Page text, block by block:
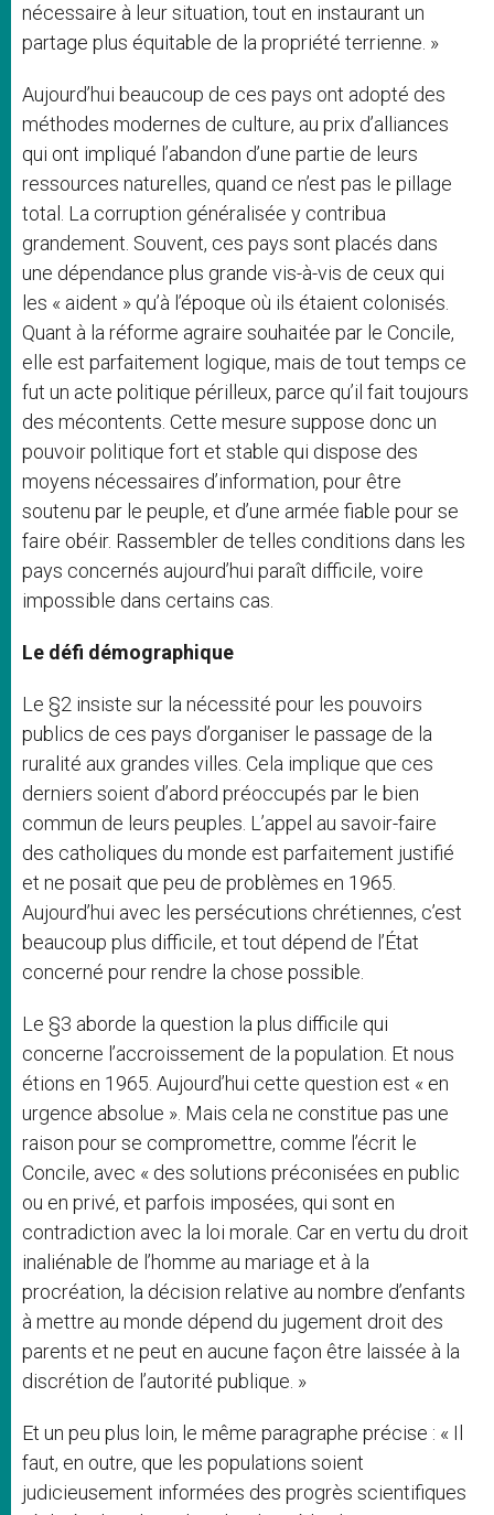
nécessaire à leur situation, tout en instaurant un
partage plus équitable de la propriété terrienne. »
Aujourd’hui beaucoup de ces pays ont adopté des
méthodes modernes de culture, au prix d’alliances
qui ont impliqué l’abandon d’une partie de leurs
ressources naturelles, quand ce n’est pas le pillage
total. La corruption généralisée y contribua
grandement. Souvent, ces pays sont placés dans
une dépendance plus grande vis-à-vis de ceux qui
les « aident » qu’à l’époque où ils étaient colonisés.
Quant à la réforme agraire souhaitée par le Concile,
elle est parfaitement logique, mais de tout temps ce
fut un acte politique périlleux, parce qu’il fait toujours
des mécontents. Cette mesure suppose donc un
pouvoir politique fort et stable qui dispose des
moyens nécessaires d’information, pour être
soutenu par le peuple, et d’une armée fiable pour se
faire obéir. Rassembler de telles conditions dans les
pays concernés aujourd’hui paraît difficile, voire
impossible dans certains cas.
Le défi démographique
Le §2 insiste sur la nécessité pour les pouvoirs
publics de ces pays d’organiser le passage de la
ruralité aux grandes villes. Cela implique que ces
derniers soient d’abord préoccupés par le bien
commun de leurs peuples. L’appel au savoir-faire
des catholiques du monde est parfaitement justifié
et ne posait que peu de problèmes en 1965.
Aujourd’hui avec les persécutions chrétiennes, c’est
beaucoup plus difficile, et tout dépend de l’État
concerné pour rendre la chose possible.
Le §3 aborde la question la plus difficile qui
concerne l’accroissement de la population. Et nous
étions en 1965. Aujourd’hui cette question est « en
urgence absolue ». Mais cela ne constitue pas une
raison pour se compromettre, comme l’écrit le
Concile, avec « des solutions préconisées en public
ou en privé, et parfois imposées, qui sont en
contradiction avec la loi morale. Car en vertu du droit
inaliénable de l’homme au mariage et à la
procréation, la décision relative au nombre d’enfants
à mettre au monde dépend du jugement droit des
parents et ne peut en aucune façon être laissée à la
discrétion de l’autorité publique. »
Et un peu plus loin, le même paragraphe précise : « Il
faut, en outre, que les populations soient
judicieusement informées des progrès scientifiques